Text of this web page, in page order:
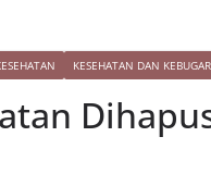
KESEHATAN DAN